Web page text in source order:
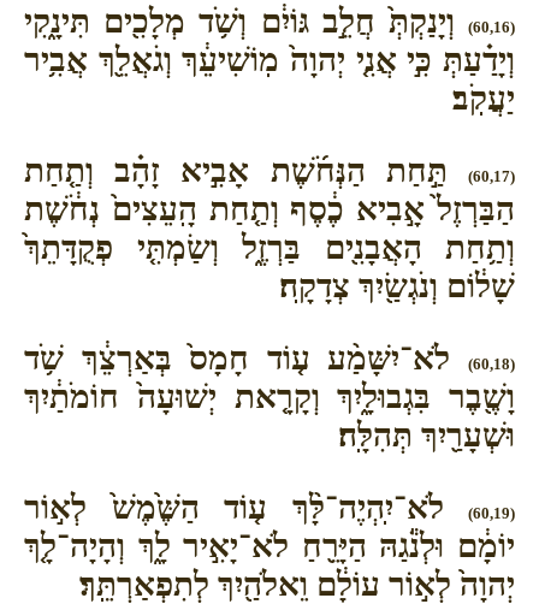
(60,16)
וְיָנַקְתְּ֙ חֲלֵ֣ב גּוֹיִ֔ם וְשֹׁ֥ד מְלָכִ֖ים תִּינָ֑קִי
וְיָדַ֗עַתְּ כִּ֣י אֲנִ֤י יְהוָה֙ מֽוֹשִׁיעֵ֔ךְ וְגֹאֲלֵ֖ךְ אֲבִ֥יר
יַעֲקֹֽב׃
(60,17)
תַּ֣חַת הַנְּחֹ֜שֶׁת אָבִ֣יא זָהָ֗ב וְתַ֤חַת
הַבַּרְזֶל֙ אָ֣בִיא כֶ֔סֶף וְתַ֤חַת הָֽעֵצִים֙ נְחֹ֔שֶׁת
וְתַ֥חַת הָאֲבָנִ֖ים בַּרְזֶ֑ל וְשַׂמְתִּ֤י פְקֻדָּתֵךְ֙
שָׁל֔וֹם וְנֹגְשַׂ֖יִךְ צְדָקָֽה׃
(60,18)
לֹא־יִשָּׁמַ֨ע ע֤וֹד חָמָס֙ בְּאַרְצֵ֔ךְ שֹׁ֥ד
וָשֶׁ֖בֶר בִּגְבוּלָ֑יִךְ וְקָרָ֤את יְשׁוּעָה֙ חוֹמֹתַ֔יִךְ
וּשְׁעָרַ֖יִךְ תְּהִלָּֽה׃
(60,19)
לֹא־יִֽהְיֶה־לָּ֨ךְ ע֤וֹד הַשֶּׁ֙מֶשׁ֙ לְא֣וֹר
יוֹמָ֔ם וּלְנֹ֕גַהּ הַיָּרֵ֖חַ לֹא־יָאִ֣יר לָ֑ךְ וְהָיָה־לָ֤ךְ
יְהוָה֙ לְא֣וֹר עוֹלָ֔ם וֵאלֹהַ֖יִךְ לְתִפְאַרְתֵּֽךְ׃